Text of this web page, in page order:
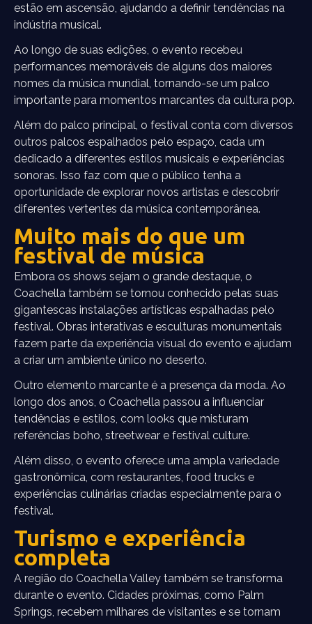
estão em ascensão, ajudando a definir tendências na
indústria musical.
Ao longo de suas edições, o evento recebeu
performances memoráveis de alguns dos maiores
nomes da música mundial, tornando-se um palco
importante para momentos marcantes da cultura pop.
Além do palco principal, o festival conta com diversos
outros palcos espalhados pelo espaço, cada um
dedicado a diferentes estilos musicais e experiências
sonoras. Isso faz com que o público tenha a
oportunidade de explorar novos artistas e descobrir
diferentes vertentes da música contemporânea.
Muito mais do que um
festival de música
Embora os shows sejam o grande destaque, o
Coachella também se tornou conhecido pelas suas
gigantescas instalações artísticas espalhadas pelo
festival. Obras interativas e esculturas monumentais
fazem parte da experiência visual do evento e ajudam
a criar um ambiente único no deserto.
Outro elemento marcante é a presença da moda. Ao
longo dos anos, o Coachella passou a influenciar
tendências e estilos, com looks que misturam
referências boho, streetwear e festival culture.
Além disso, o evento oferece uma ampla variedade
gastronômica, com restaurantes, food trucks e
experiências culinárias criadas especialmente para o
festival.
Turismo e experiência
completa
A região do Coachella Valley também se transforma
durante o evento. Cidades próximas, como Palm
Springs, recebem milhares de visitantes e se tornam